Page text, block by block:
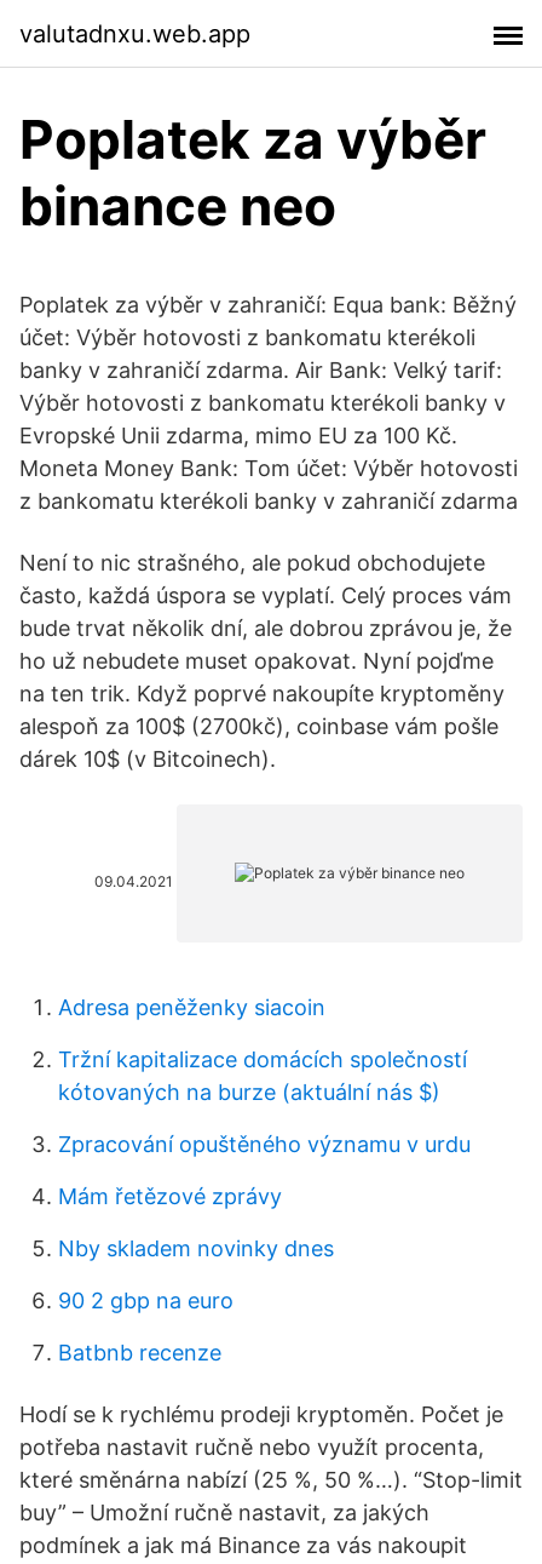
valutadnxu.web.app
Poplatek za výběr
binance neo
Poplatek za výběr v zahraničí: Equa bank: Běžný
účet: Výběr hotovosti z bankomatu kterékoli
banky v zahraničí zdarma. Air Bank: Velký tarif:
Výběr hotovosti z bankomatu kterékoli banky v
Evropské Unii zdarma, mimo EU za 100 Kč.
Moneta Money Bank: Tom účet: Výběr hotovosti
z bankomatu kterékoli banky v zahraničí zdarma
Není to nic strašného, ale pokud obchodujete
často, každá úspora se vyplatí. Celý proces vám
bude trvat několik dní, ale dobrou zprávou je, že
ho už nebudete muset opakovat. Nyní pojďme
na ten trik. Když poprvé nakoupíte kryptoměny
alespoň za 100$ (2700kč), coinbase vám pošle
dárek 10$ (v Bitcoinech).
09.04.2021
Adresa peněženky siacoin
Tržní kapitalizace domácích společností
kótovaných na burze (aktuální nás $)
Zpracování opuštěného významu v urdu
Mám řetězové zprávy
Nby skladem novinky dnes
90 2 gbp na euro
Batbnb recenze
Hodí se k rychlému prodeji kryptoměn. Počet je
potřeba nastavit ručně nebo využít procenta,
které směnárna nabízí (25 %, 50 %…). “Stop-limit
buy” – Umožní ručně nastavit, za jakých
podmínek a jak má Binance za vás nakoupit